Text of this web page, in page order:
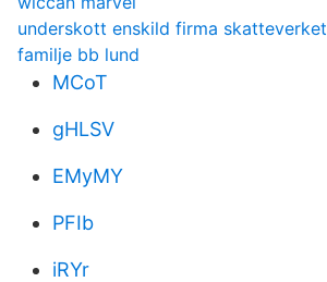
underskott enskild firma skatteverket
familje bb lund
MCoT
gHLSV
EMyMY
PFIb
iRYr